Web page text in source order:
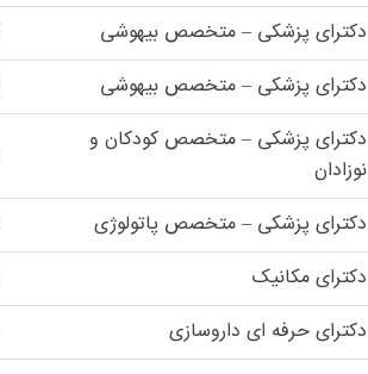
دکترای پزشکی – متخصص بیهوشی
دکترای پزشکی – متخصص بیهوشی
دکترای پزشکی – متخصص کودکان و
نوزادان
دکترای پزشکی – متخصص پاتولوژی
دکترای مکانیک
دکترای حرفه ای داروسازی